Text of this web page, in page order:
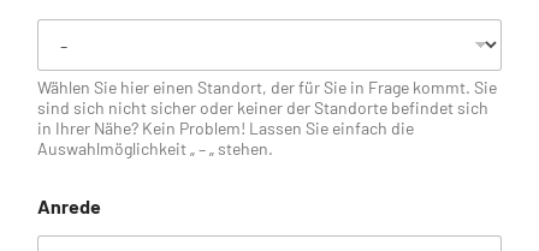
Wählen Sie hier einen Standort, der für Sie in Frage kommt. Sie
sind sich nicht sicher oder keiner der Standorte befindet sich
in Ihrer Nähe? Kein Problem! Lassen Sie einfach die
Auswahlmöglichkeit „ – „ stehen.
Anrede